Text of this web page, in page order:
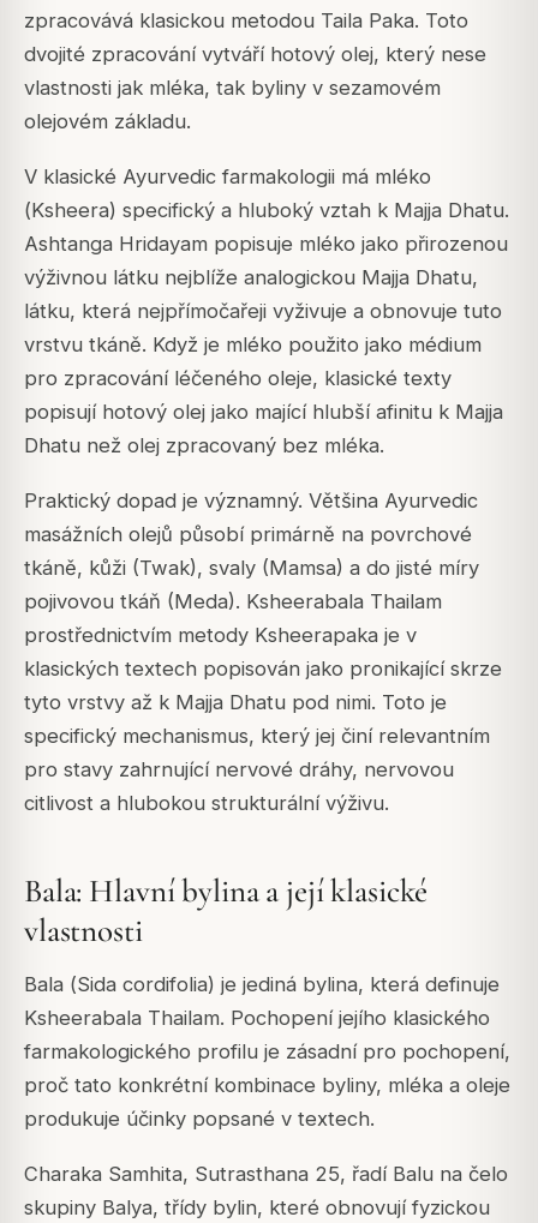
zpracovává klasickou metodou Taila Paka. Toto
dvojité zpracování vytváří hotový olej, který nese
vlastnosti jak mléka, tak byliny v sezamovém
olejovém základu.
V klasické Ayurvedic farmakologii má mléko
(Ksheera) specifický a hluboký vztah k Majja Dhatu.
Ashtanga Hridayam popisuje mléko jako přirozenou
výživnou látku nejblíže analogickou Majja Dhatu,
látku, která nejpřímočařeji vyživuje a obnovuje tuto
vrstvu tkáně. Když je mléko použito jako médium
pro zpracování léčeného oleje, klasické texty
popisují hotový olej jako mající hlubší afinitu k Majja
Dhatu než olej zpracovaný bez mléka.
Praktický dopad je významný. Většina Ayurvedic
masážních olejů působí primárně na povrchové
tkáně, kůži (Twak), svaly (Mamsa) a do jisté míry
pojivovou tkáň (Meda). Ksheerabala Thailam
prostřednictvím metody Ksheerapaka je v
klasických textech popisován jako pronikající skrze
tyto vrstvy až k Majja Dhatu pod nimi. Toto je
specifický mechanismus, který jej činí relevantním
pro stavy zahrnující nervové dráhy, nervovou
citlivost a hlubokou strukturální výživu.
Bala: Hlavní bylina a její klasické
vlastnosti
Bala (Sida cordifolia) je jediná bylina, která definuje
Ksheerabala Thailam. Pochopení jejího klasického
farmakologického profilu je zásadní pro pochopení,
proč tato konkrétní kombinace byliny, mléka a oleje
produkuje účinky popsané v textech.
Charaka Samhita, Sutrasthana 25, řadí Balu na čelo
skupiny Balya, třídy bylin, které obnovují fyzickou